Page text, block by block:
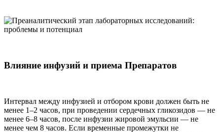
Влияние инфузий и приема Препаратов
Интервал между инфузией и отбором крови должен быть не
менее 1–2 часов, при проведении сердечных гликозидов — не
менее 6–8 часов, после инфузии жировой эмульсии — не
менее чем 8 часов. Если временные промежутки не